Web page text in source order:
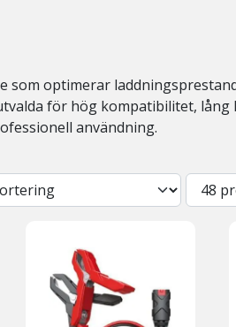
optimerar
för hög kompatibilitet,
användning.